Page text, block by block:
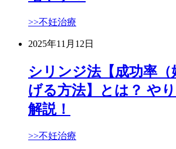
>>不妊治療
2025年11月12日
シリンジ法【成功率（
げる方法】とは？ や
解説！
>>不妊治療